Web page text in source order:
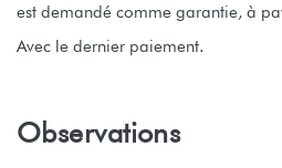
est demandé comme garantie, à
Avec le dernier paiement.
Observations